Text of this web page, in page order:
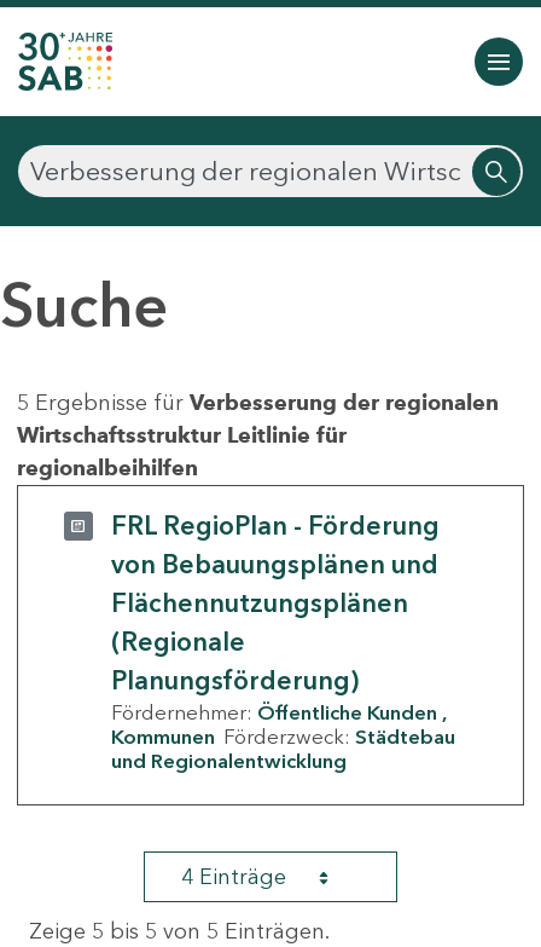
Suche
5 Ergebnisse für Verbesserung der regionalen
Wirtschaftsstruktur Leitlinie für
regionalbeihilfen
FRL RegioPlan - Förderung
von Bebauungsplänen und
Flächennutzungsplänen
(Regionale
Planungsförderung)
Fördernehmer: Öffentliche Kunden
Kommunen Förderzweck: Städtebau
und Regionalentwicklung
4 Einträge
Zeige 5 bis 5 von 5 Einträgen.